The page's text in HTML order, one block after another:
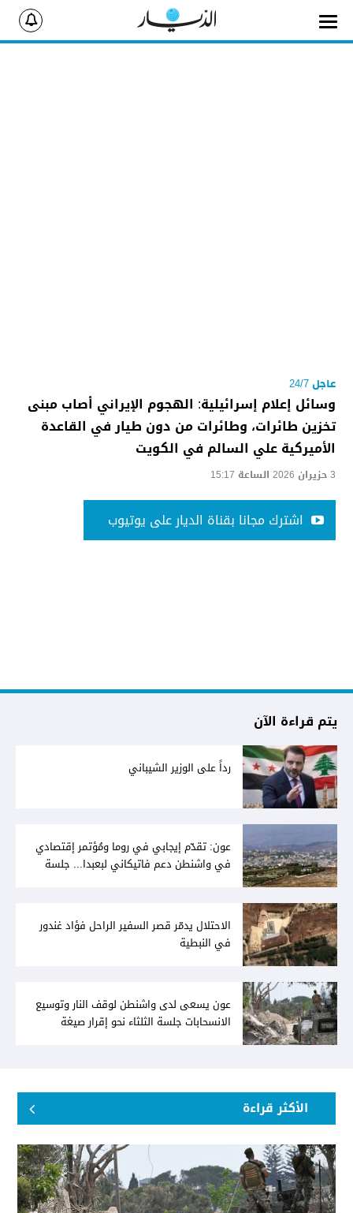
عاجل 24/7
وسائل إعلام إسرائيلية: الهجوم الإيراني أصاب مبنى
تخزين طائرات، وطائرات من دون طيار في القاعدة
الأميركية علي السالم في الكويت
3 حزيران 2026 الساعة 15:17
اشترك مجانا بقناة الديار على يوتيوب
يتم قراءة الآن
رداً على الوزير الشيباني
عون: تقدّم إيجابي في روما ومُؤتمر إقتصادي
في واشنطن دعم فاتيكاني لبعبدا... جلسة
الاحتلال يدمّر قصر السفير الراحل فؤاد غندور
في النبطية
عون يسعى لدى واشنطن لوقف النار وتوسيع
الانسحابات جلسة الثلثاء نحو إقرار صيغة
الأكثر قراءة